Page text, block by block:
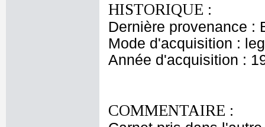
HISTORIQUE :
Dernière provenance :
Mode d'acquisition :
Année d'acquisition :
COMMENTAIRE :